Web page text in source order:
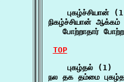
புகழ்ச்சியான்
நிகழ்ச்சியான் ஆக்கம்
போற்றாதார்
TOP
    புகழ்தல் (1)
நல தக தம்மை